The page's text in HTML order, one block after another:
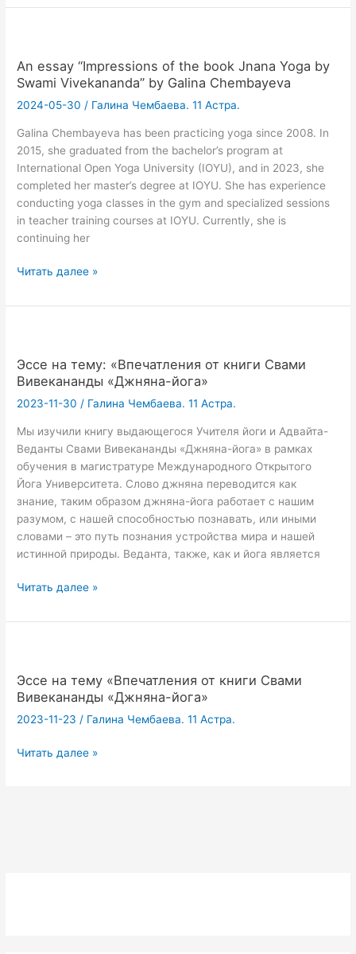
жизнь
рита-
йоги
An essay “Impressions of the book Jnana Yoga by
Swami Vivekananda” by Galina Chembayeva
2024-05-30/ Галина Чембаева. 11 Астра.
Galina Chembayeva has been practicing yoga since 2008. In
2015, she graduated from the bachelor’s program at
International Open Yoga University (IOYU), and in 2023, she
completed her master’s degree at IOYU. She has experience
conducting yoga classes in the gym and specialized sessions
in teacher training courses at IOYU. Currently, she is
continuing her
An
“Impressions
book
Jnana
by
Swami
Vivekananda”
by
Galina
Chembayeva
Читать далее »
Эссе на тему: «Впечатления от книги Свами
Вивекананды «Джняна-йога»
2023-11-30 / Галина Чембаева. 11 Астра.
Мы изучили книгу выдающегося Учителя йоги и Адвайта-
Веданты Свами Вивекананды «Джняна-йога» в рамках
обучения в магистратуре Международного Открытого
Йога Университета. Слово джняна переводится как
знание, таким образом джняна-йога работает с нашим
разумом, с нашей способностью познавать, или иными
словами – это путь познания устройства мира и нашей
истинной природы. Веданта, также, как и йога является
Эссе
тему:
книги
Свами
«Джняна-
Читать далее »
Эссе на тему «Впечатления от книги Свами
Вивекананды «Джняна-йога»
2023-11-23 / Галина Чембаева. 11 Астра.
Эссе
Читать далее »